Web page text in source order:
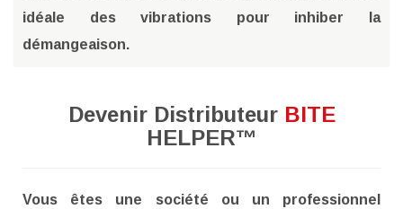
idéale des vibrations pour inhiber la
démangeaison.
Devenir Distributeur BITE
HELPER™
Vous êtes une société ou un professionnel